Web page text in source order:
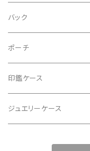
バック
2Wayクラッチバッグ＆ハ
ハンドバッグ・ショルダーバ
スマホショルダー、サコッシ
ポーチ
コロンとした大容量コスメ
ミニポーチ
印鑑ケース
ジュエリーケース